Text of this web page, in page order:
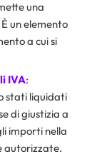
una
un elemento
a cui si
IVA:
stati liquidati
di giustizia a
importi nella
autorizzate.